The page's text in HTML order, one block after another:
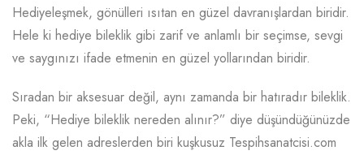
Hediyeleşmek, gönülleri ısıtan en güzel davranışlardan biridir.
Hele ki hediye bileklik gibi zarif ve anlamlı bir seçimse, sevgi
ve saygınızı ifade etmenin en güzel yollarından biridir.
Sıradan bir aksesuar değil, aynı zamanda bir hatıradır bileklik.
Peki, “Hediye bileklik nereden alınır?” diye düşündüğünüzde
akla ilk gelen adreslerden biri kuşkusuz Tespihsanatcisi.com